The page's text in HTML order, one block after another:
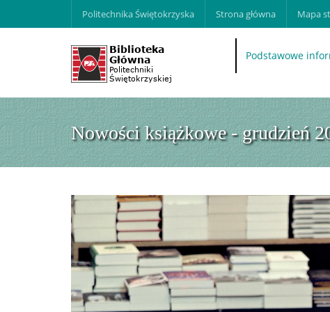
Politechnika Świętokrzyska Strona główna Mapa
Podstawowe
Nowości książkowe - grudzień